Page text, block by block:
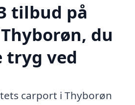
tilbud på
du
tryg ved
carport i Thyborøn